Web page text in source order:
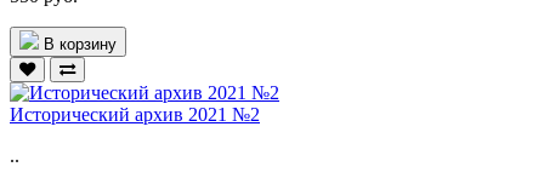
В корзину
Исторический архив 2021 №2
..